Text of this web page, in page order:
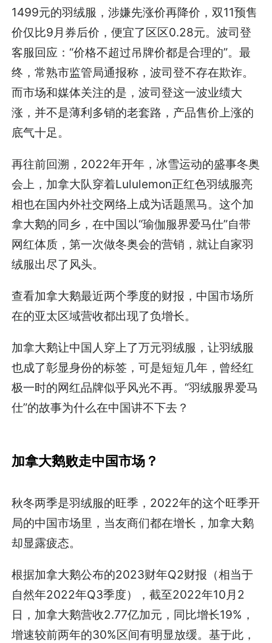
1499元的羽绒服，涉嫌先涨价再降价，双11预售
价仅比9月券后价，便宜了区区0.28元。波司登
客服回应：“价格不超过吊牌价都是合理的”。最
终，常熟市监管局通报称，波司登不存在欺诈。
而市场和媒体关注的是，波司登这一波业绩大
涨，并不是薄利多销的老套路，产品售价上涨的
底气十足。
再往前回溯，2022年开年，冰雪运动的盛事冬奥
会上，加拿大队穿着Lululemon正红色羽绒服亮
相也在国内外社交网络上成为话题黑马。这个加
拿大鹅的同乡，在中国以“瑜伽服界爱马仕”自带
网红体质，第一次做冬奥会的营销，就让自家羽
绒服出尽了风头。
查看加拿大鹅最近两个季度的财报，中国市场所
在的亚太区域营收都出现了负增长。
加拿大鹅让中国人穿上了万元羽绒服，让羽绒服
也成了彰显身份的标签，可是短短几年，曾经红
极一时的网红品牌似乎风光不再。“羽绒服界爱马
仕”的故事为什么在中国讲不下去？
加拿大鹅败走中国市场？
秋冬两季是羽绒服的旺季，2022年的这个旺季开
局的中国市场里，当友商们都在增长，加拿大鹅
却显露疲态。
根据加拿大鹅公布的2023财年Q2财报（相当于
自然年2022年Q3季度），截至2022年10月2
日，加拿大鹅营收2.77亿加元，同比增长19%，
增速较前两年的30%区间有明显放缓。基于此，